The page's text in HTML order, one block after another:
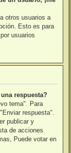
otros usuarios a
Esto es para
usuarios
respuesta?
tema". Para
respuesta".
publicar y
de acciones
Puede votar en